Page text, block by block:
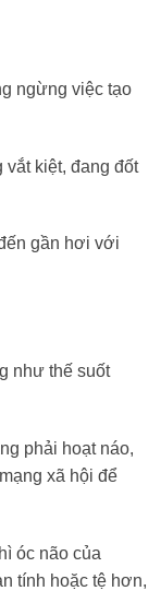
ngừng việc tạo
kiệt, đang đốt
gần hơi với
như thế suốt
phải hoạt náo,
xã hội để
óc não của
tính hoặc tệ hơn,